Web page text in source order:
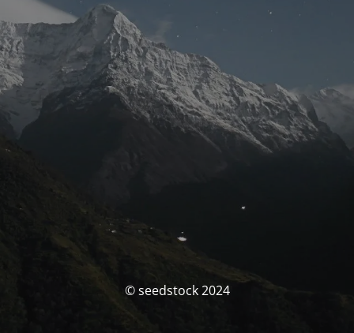
© seedstock 2024